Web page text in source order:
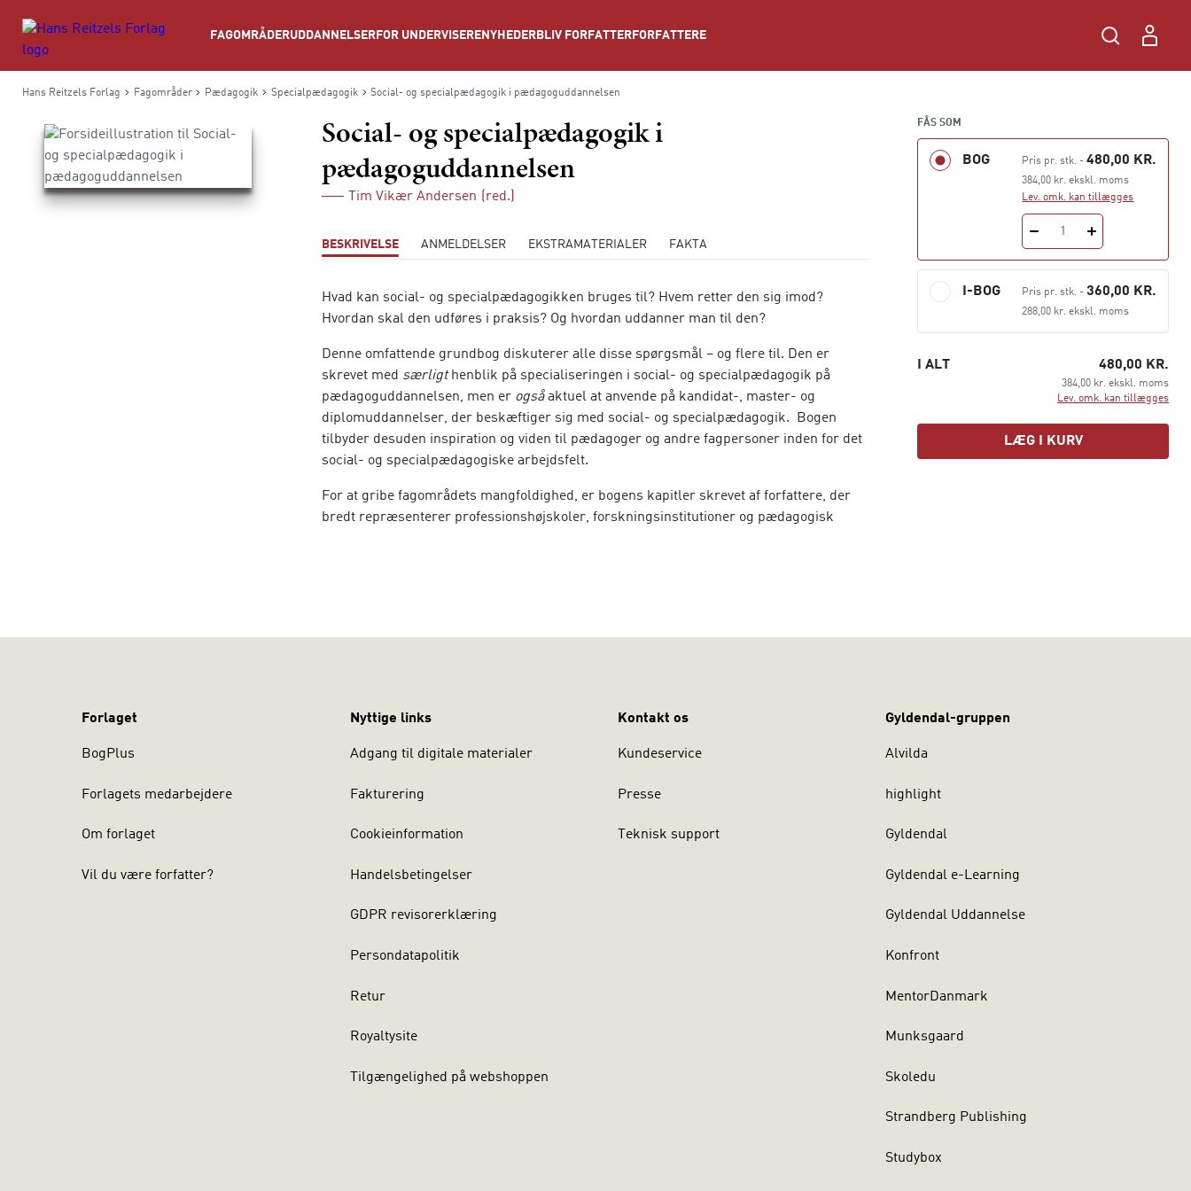
FAGOMRÅDERUDDANNELSER FOR UNDERVISERE NYHEDER BLIV FORFATTER FORFATTERE
Hans Reitzels Forlag Fagområder Pædagogik Specialpædagogik Social- og specialpædagogik i pædagoguddannelsen
Social- og specialpædagogik i
pædagoguddannelsen
Tim Vikær Andersen (red.)
BESKRIVELSE ANMELDELSER EKSTRAMATERIALER FAKTA
Hvad kan social- og specialpædagogikken bruges til? Hvem retter den sig imod?
Hvordan skal den udføres i praksis? Og hvordan uddanner man til den?
Denne omfattende grundbog diskuterer alle disse spørgsmål – og flere til. Den er
skrevet med særligthenblik på specialiseringen i social- og specialpædagogik på
pædagoguddannelsen, men er ogsåaktuel at anvende på kandidat-, master- og
diplomuddannelser, der beskæftiger sig med social- og specialpædagogik. Bogen
tilbyder desuden inspiration og viden til pædagoger og andre fagpersoner inden for det
social- og specialpædagogiske arbejdsfelt.
For at gribe fagområdets mangfoldighed, er bogens kapitler skrevet af forfattere, der
bredt repræsenterer professionshøjskoler, forskningsinstitutioner og pædagogisk
Tim Vikær Andersen, der er lektor på Pædagoguddannelsen, Københavns
FÅS SOM
BOG Pris pr. stk. -480,00 KR.
384,00 kr. ekskl. moms
Lev. omk. kan tillægges
1
I-BOG Pris pr. stk. -360,00 KR.
288,00 kr. ekskl. moms
I ALT 480,00 KR.
384,00 kr. ekskl. moms
Lev. omk. kan tillægges
LÆG I KURV
Forlaget
BogPlus
Forlagets medarbejdere
Om forlaget
Vil du være forfatter?
Nyttige links
Adgang til digitale materialer
Fakturering
Cookieinformation
Handelsbetingelser
GDPR revisorerklæring
Persondatapolitik
Retur
Royaltysite
Tilgængelighed på webshoppen
Kontakt os
Kundeservice
Presse
Teknisk support
Gyldendal-gruppen
Alvilda
highlight
Gyldendal
Gyldendal e-Learning
Gyldendal Uddannelse
Konfront
MentorDanmark
Munksgaard
Skoledu
Strandberg Publishing
Studybox